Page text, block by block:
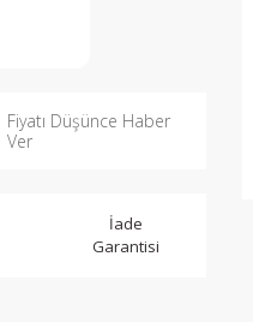
Fiyatı Düşünce Haber
Ver
İade
Garantisi